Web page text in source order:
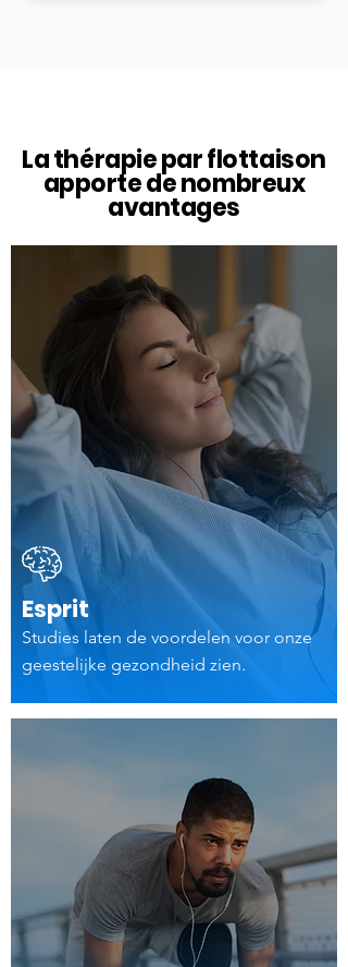
La thérapie par flottaison
apporte de nombreux
avantages
Esprit
Studies laten de voordelen voor onze
geestelijke gezondheid zien.